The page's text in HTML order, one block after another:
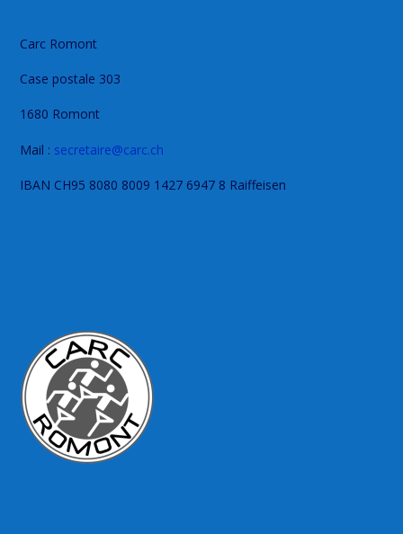
Carc Romont
Case postale 303
1680 Romont
Mail : secretaire@carc.ch
IBAN CH95 8080 8009 1427 6947 8 Raiffeisen